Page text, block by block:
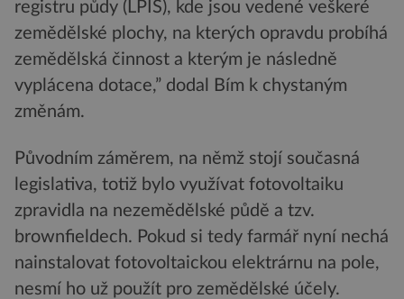
registru půdy (LPIS), kde jsou vedené veškeré
zemědělské plochy, na kterých opravdu probíhá
zemědělská činnost a kterým je následně
vyplácena dotace,” dodal Bím k chystaným
změnám.
Původním záměrem, na němž stojí současná
legislativa, totiž bylo využívat fotovoltaiku
zpravidla na nezemědělské půdě a tzv.
brownfieldech. Pokud si tedy farmář nyní nechá
nainstalovat fotovoltaickou elektrárnu na pole,
nesmí ho už použít pro zemědělské účely.